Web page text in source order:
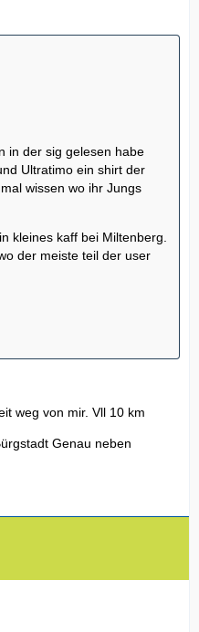
in der sig gelesen habe
Ultratimo ein shirt der
wissen wo ihr Jungs
kleines kaff bei Miltenberg.
der meiste teil der user
weg von mir. Vll 10 km
Genau neben